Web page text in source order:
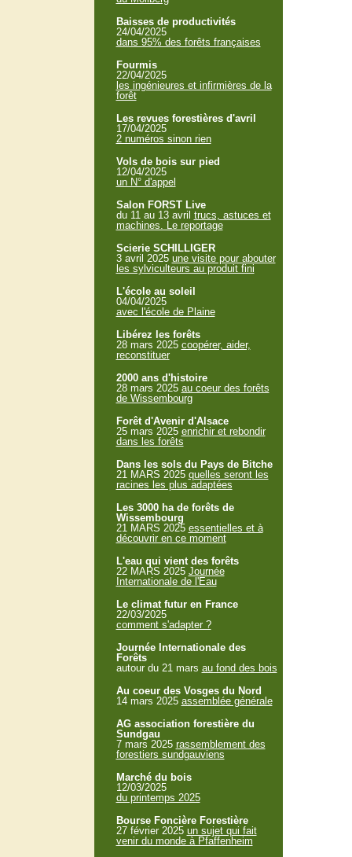
Baisses de productivités
24/04/2025
dans 95% des forêts françaises
Fourmis
22/04/2025
les ingénieures et infirmières de la
forêt
Les revues forestières d'avril
17/04/2025
2 numéros sinon rien
Vols de bois sur pied
12/04/2025
un N° d'appel
Salon FORST Live
du 11 au 13 avril trucs, astuces et
machines. Le reportage
Scierie SCHILLIGER
3 avril 2025 une visite pour abouter
les sylviculteurs au produit fini
L'école au soleil
04/04/2025
avec l'école de Plaine
Libérez les forêts
28 mars 2025 coopérer, aider,
reconstituer
2000 ans d'histoire
28 mars 2025 au coeur des forêts
de Wissembourg
Forêt d'Avenir d'Alsace
25 mars 2025 enrichir et rebondir
dans les forêts
Dans les sols du Pays de Bitche
21 MARS 2025 quelles seront les
racines les plus adaptées
Les 3000 ha de forêts de
Wissembourg
21 MARS 2025 essentielles et à
découvrir en ce moment
L'eau qui vient des forêts
22 MARS 2025 Journée
Internationale de l'Eau
Le climat futur en France
22/03/2025
comment s'adapter ?
Journée Internationale des
Forêts
autour du 21 mars au fond des bois
Au coeur des Vosges du Nord
14 mars 2025 assemblée générale
AG association forestière du
Sundgau
7 mars 2025 rassemblement des
forestiers sundgauviens
Marché du bois
12/03/2025
du printemps 2025
Bourse Foncière Forestière
27 février 2025 un sujet qui fait
venir du monde à Pfaffenheim